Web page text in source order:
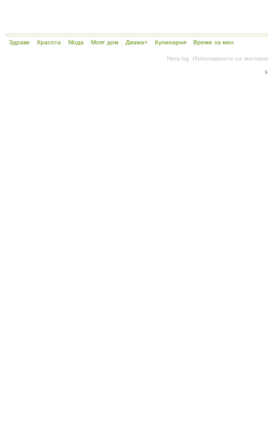
Здраве Красота Мода Моят дом Двама+ Кулинария Време за мен
Hera.bg. Използването на